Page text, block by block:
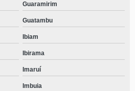
Guaramirim
Guatambu
Ibiam
Ibirama
Imaruí
Imbuia